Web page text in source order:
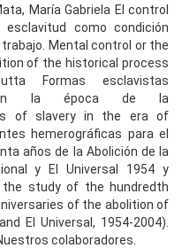
María Gabriela El control
como condición
Mental control or the
of the historical process
Formas esclavistas
en la época de la
of slavery in the era of
hemerográficas para el
años de la Abolición de la
y El Universal 1954 y
the study of the hundredth
of the abolition of
El Universal, 1954-2004).
colaboradores.